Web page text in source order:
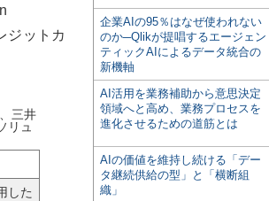
ジットカ
三井
リュ
した
企業AIの95％はなぜ使われない
のか─Qlikが提唱するエージェン
ティックAIによるデータ統合の
新機軸
AI活用を業務補助から意思決定
領域へと高め、業務プロセスを
進化させるための道筋とは
AIの価値を維持し続ける「デー
タ継続供給の型」と「横断組
織」